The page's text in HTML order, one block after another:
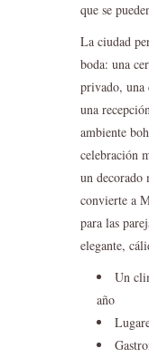
que se
La ciudad
boda: una
privado, una
una
ambiente
celebración
un decorado
convierte a
para las
elegante,
Un
año